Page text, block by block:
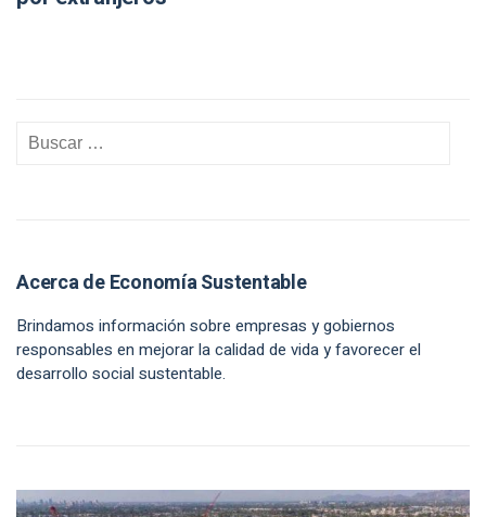
Acerca de Economía Sustentable
Brindamos información sobre empresas y gobiernos
responsables en mejorar la calidad de vida y favorecer el
desarrollo social sustentable.